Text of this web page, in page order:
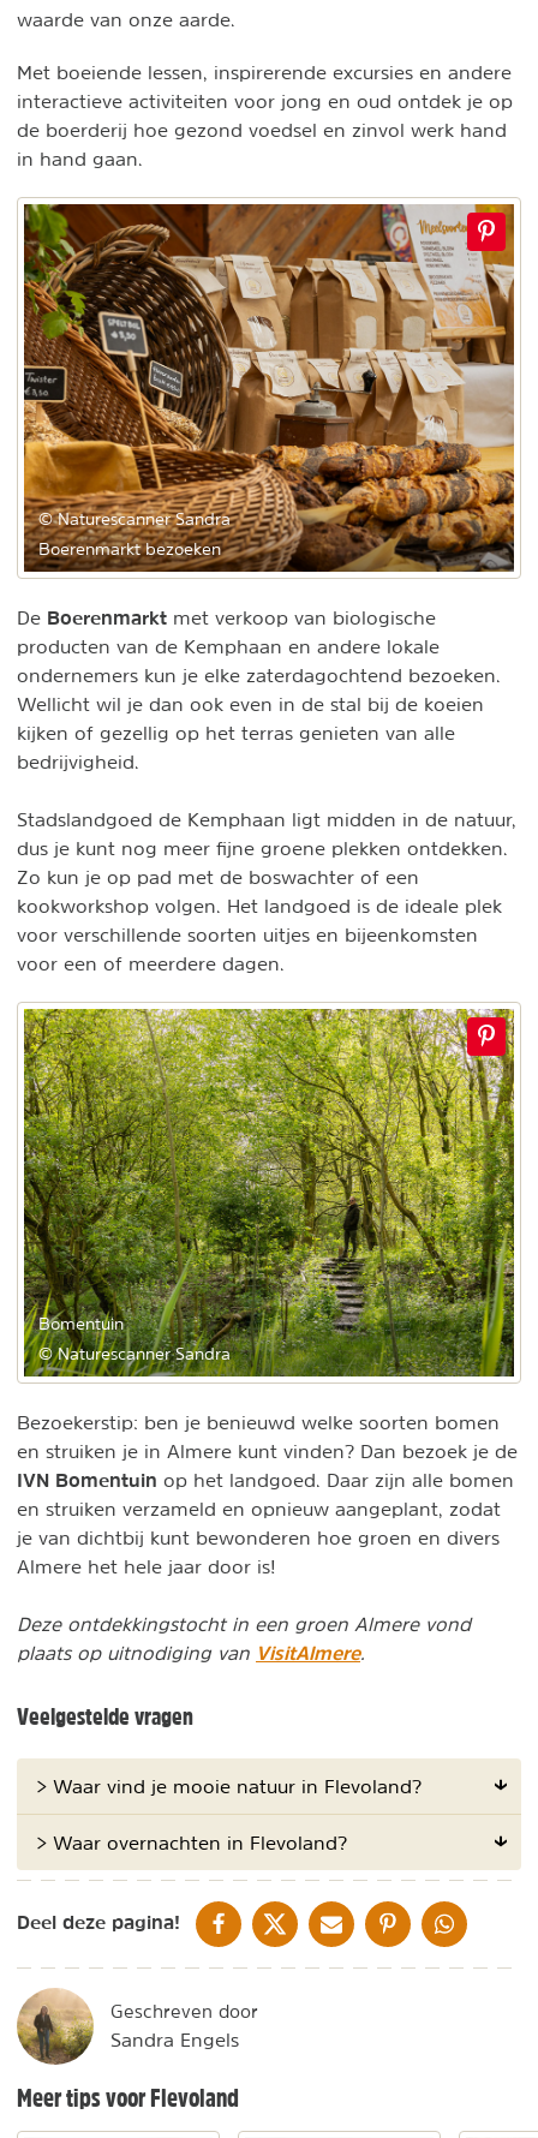
waarde van onze aarde.
Met boeiende lessen, inspirerende excursies en andere
interactieve activiteiten voor jong en oud ontdek je op
de boerderij hoe gezond voedsel en zinvol werk hand
in hand gaan.
© Naturescanner Sandra
Boerenmarkt bezoeken
De Boerenmarkt met verkoop van biologische
producten van de Kemphaan en andere lokale
ondernemers kun je elke zaterdagochtend bezoeken.
Wellicht wil je dan ook even in de stal bij de koeien
kijken of gezellig op het terras genieten van alle
bedrijvigheid.
Stadslandgoed de Kemphaan ligt midden in de natuur,
dus je kunt nog meer fijne groene plekken ontdekken.
Zo kun je op pad met de boswachter of een
kookworkshop volgen. Het landgoed is de ideale plek
voor verschillende soorten uitjes en bijeenkomsten
voor een of meerdere dagen.
Bomentuin
© Naturescanner Sandra
Bezoekerstip: ben je benieuwd welke soorten bomen
en struiken je in Almere kunt vinden? Dan bezoek je de
IVN Bomentuin op het landgoed. Daar zijn alle bomen
en struiken verzameld en opnieuw aangeplant, zodat
je van dichtbij kunt bewonderen hoe groen en divers
Almere het hele jaar door is!
Deze ontdekkingstocht in een groen Almere vond
plaats op uitnodiging van VisitAlmere.
Veelgestelde vragen
> Waar vind je mooie natuur in Flevoland?
> Waar overnachten in Flevoland?
Deel deze pagina! DELEN OP FACEBOOK
DELEN OP XDELEN VIA DE MAIL
DELEN OP PINTEREST
DELEN OP
Geschreven door
Sandra Engels
Meer tips voor Flevoland